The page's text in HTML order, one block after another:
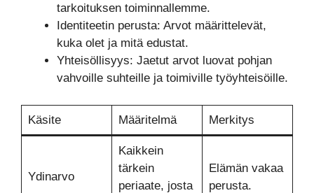
tarkoituksen toiminnallemme.
Identiteetin perusta: Arvot määrittelevät,
kuka olet ja mitä edustat.
Yhteisöllisyys: Jaetut arvot luovat pohjan
vahvoille suhteille ja toimiville työyhteisöille.
Käsite Määritelmä Merkitys
Ydinarvo
Kaikkein
tärkein
periaate, josta
Elämän vakaa
perusta.